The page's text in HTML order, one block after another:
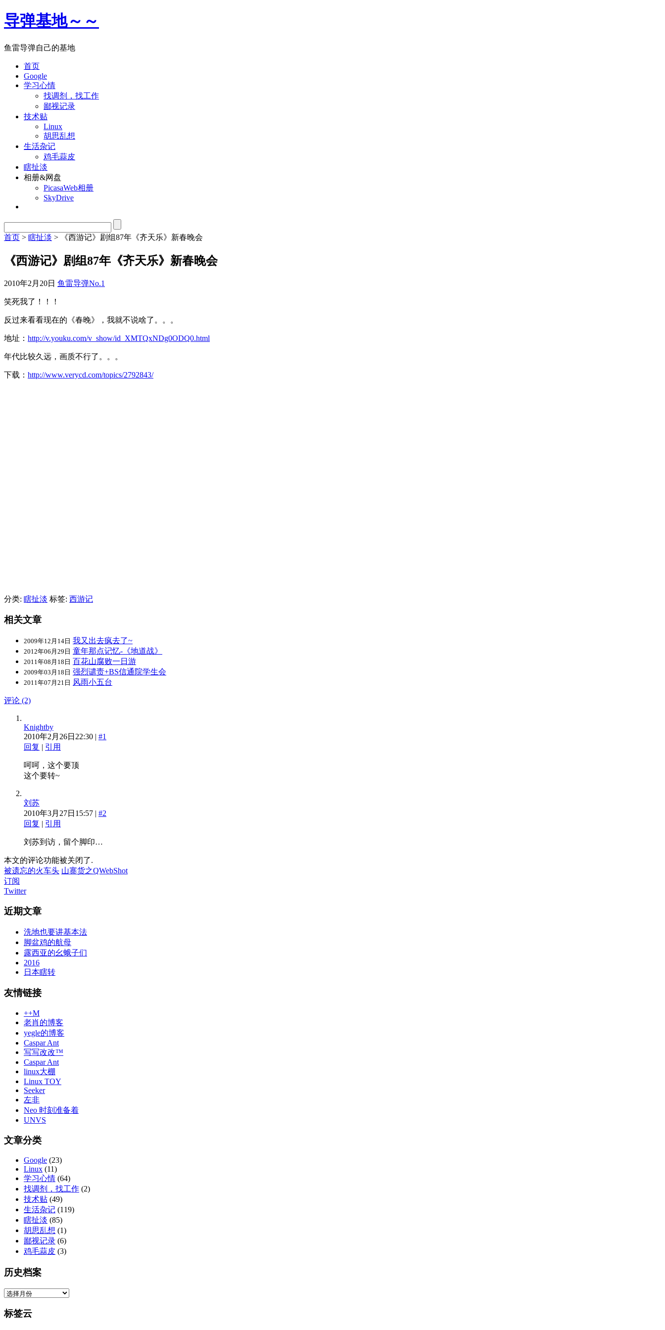
导弹基地～～
鱼雷导弹自己的基地
首页
Google
学习心情
找调剂，找工作
鄙视记录
技术贴
Linux
胡思乱想
生活杂记
鸡毛蒜皮
瞎扯淡
相册&网盘
PicasaWeb相册
SkyDrive
首页 > 瞎扯淡 > 《西游记》剧组87年《齐天乐》新春晚会
《西游记》剧组87年《齐天乐》新春晚会
2010年2月20日 鱼雷导弹No.1
笑死我了！！！
反过来看看现在的《春晚》，我就不说啥了。。。
地址： http://v.youku.com/v_show/id_XMTQxNDg0ODQ0.html
年代比较久远，画质不行了。。。
下载： http://www.verycd.com/topics/2792843/
分类: 瞎扯淡 标签: 西游记
相关文章
2009年12月14日 我又出去疯去了~
2012年06月29日 童年那点记忆-《地道战》
2011年08月18日 百花山腐败一日游
2009年03月18日 强烈谴责+BS信通院学生会
2011年07月21日 风雨小五台
评论 (2)
Knightby
2010年2月26日22:30 | #1
回复 | 引用
呵呵，这个要顶
这个要转~
刘苏
2010年3月27日15:57 | #2
回复 | 引用
刘苏到访，留个脚印…
本文的评论功能被关闭了.
被遗忘的火车头 山寨货之QWebShot
订阅
Twitter
近期文章
洗地也要讲基本法
脚盆鸡的航母
露西亚的幺蛾子们
2016
日本瞎转
友情链接
++M
老肖的博客
yegle的博客
Caspar Ant
写写改改™
Caspar Ant
linux大棚
Linux TOY
Seeker
左非
Neo 时刻准备着
UNVS
文章分类
Google (23)
Linux (11)
学习心情 (64)
找调剂，找工作 (2)
技术贴 (49)
生活杂记 (119)
瞎扯淡 (85)
胡思乱想 (1)
鄙视记录 (6)
鸡毛蒜皮 (3)
历史档案
标签云